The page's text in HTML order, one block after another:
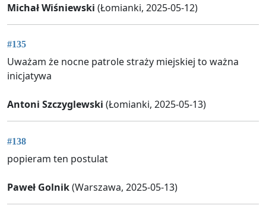
Michał Wiśniewski (Łomianki, 2025-05-12)
#135
Uważam że nocne patrole straży miejskiej to ważna
inicjatywa
Antoni Szczyglewski (Łomianki, 2025-05-13)
#138
popieram ten postulat
Paweł Golnik(Warszawa, 2025-05-13)